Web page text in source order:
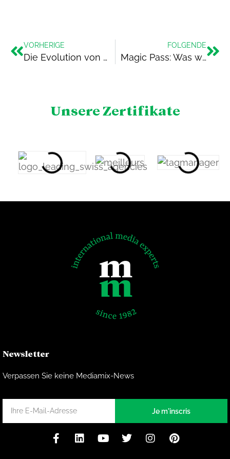
VORHERIGE
Die Evolution von Search oder warum KI Ihre Shopping- und Search-Kampagnen transformiert
FOLGENDE
Magic Pass: Was wäre, wenn Offline immer noch unschlagbar beim Wachstum hilft?
Unsere Zertifikate
Newsletter
Verpassen Sie keine Mediamix-News
Je m'inscris